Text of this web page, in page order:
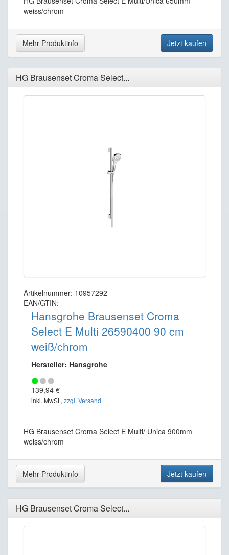
weiss/chrom
Mehr Produktinfo Jetzt kaufen
HG Brausenset Croma Select...
Artikelnummer: 10957292
EAN/GTIN:
Hansgrohe Brausenset Croma
Select E Multi 26590400 90 cm
weiß/chrom
Hersteller: Hansgrohe
139,94 €
inkl. MwSt , zzgl. Versand
HG Brausenset Croma Select E Multi/ Unica 900mm
weiss/chrom
Mehr Produktinfo Jetzt kaufen
HG Brausenset Croma Select...